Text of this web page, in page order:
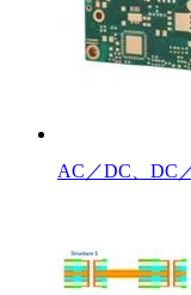
AC／DC、DC